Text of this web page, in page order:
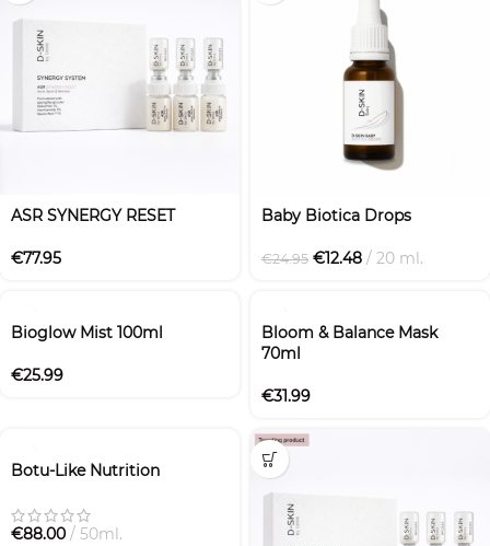
ASR SYNERGY RESET
€77.95
Baby Biotica Drops
€24.95 €12.48 20 ml.
Bioglow Mist 100ml
€25.99
Bloom & Balance Mask
70ml
€31.99
Botu-Like Nutrition
€88.00 50ml.